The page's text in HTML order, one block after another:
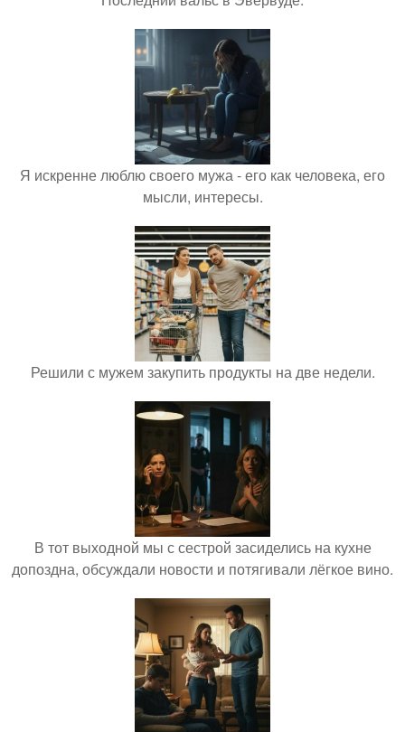
Я искренне люблю своего мужа - его как человека, его
мысли, интересы.
Решили с мужем закупить продукты на две недели.
В тот выходной мы с сестрой засиделись на кухне
допоздна, обсуждали новости и потягивали лёгкое вино.